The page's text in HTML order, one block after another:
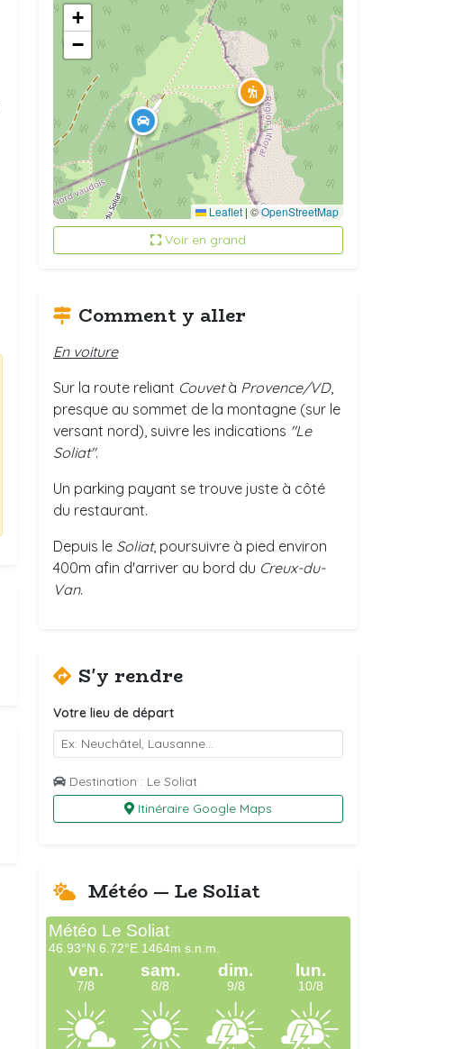
+
−
Leaflet | ©OpenStreetMap
Voir en grand
Comment y aller
En voiture
Sur la route reliant Couvetà Provence/VD,
presque au sommet de la montagne (sur le
versant nord), suivre les indications "Le
Soliat".
Un parking payant se trouve juste à côté
du restaurant.
Depuis le Soliat, poursuivre à pied environ
400m afin d'arriver au bord du Creux-du-
Van.
S'y rendre
Votre lieu de départ
Destination : Le Soliat
Itinéraire Google Maps
Météo — Le Soliat